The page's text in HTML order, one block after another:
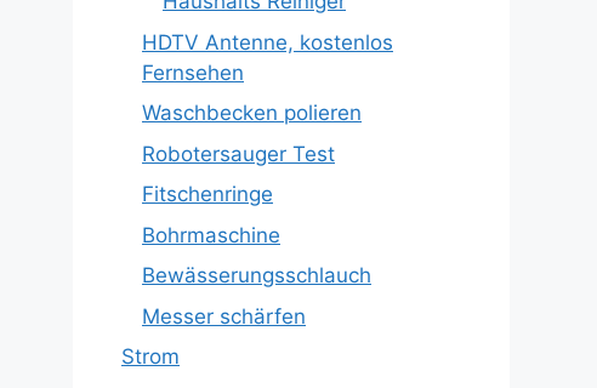
HDTV Antenne, kostenlos
Fernsehen
Waschbecken polieren
Robotersauger Test
Fitschenringe
Bohrmaschine
Bewässerungsschlauch
Messer schärfen
Strom